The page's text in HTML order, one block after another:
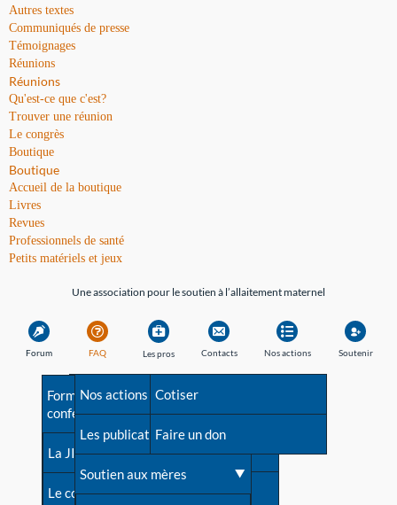
Autres textes
Communiqués de presse
Témoignages
Réunions
Réunions
Qu'est-ce que c'est?
Trouver une réunion
Le congrès
Boutique
Boutique
Accueil de la boutique
Livres
Revues
Professionnels de santé
Petits matériels et jeux
Une association pour le soutien à l’allaitement maternel
Forum FAQ
Avant la naissance
Les débuts
Une difficulté d'allaitement ?
Les pros
Formations et
conférences
La JIA
Le congrès
Contacts
Besoin d'aide?
Répertoire de tous les
contacts
Contact presse
Nos actions
Nos actions
Les publications
Soutien aux mères
Soutenir
Cotiser
Faire un don